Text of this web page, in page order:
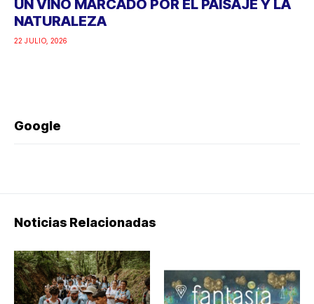
UN VINO MARCADO POR EL PAISAJE Y LA
NATURALEZA
22 JULIO, 2026
Google
Noticias Relacionadas